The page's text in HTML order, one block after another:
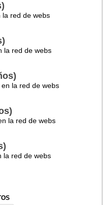
la red de webs
la red de webs
la red de webs
la red de webs
la red de webs